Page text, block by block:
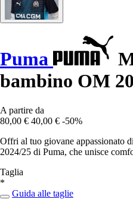
Puma
bambino OM
A partire da
80,00 € 40,00 € -50%
Offri al tuo giovane appassionato
2024/25 di Puma, che unisce
Taglia
*
Guida alle taglie